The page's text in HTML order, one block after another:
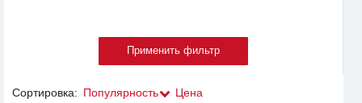
Сортировка: Популярность Цена